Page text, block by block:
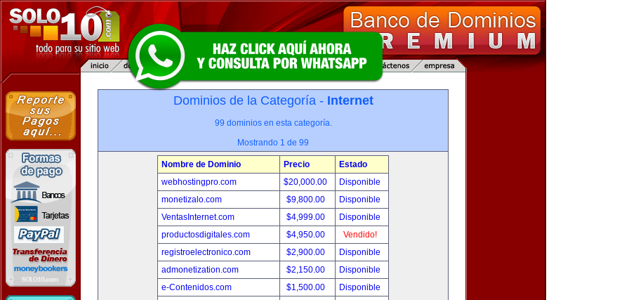
Dominios de la Categoría - Internet
99 dominios en esta categoría.
Mostrando 1 de 99
Nombre de Dominio Precio
Estado
webhostingpro.com
$20,000.00
Disponible
monetizalo.com
$9,800.00
Disponible
VentasInternet.com
$4,999.00
Disponible
productosdigitales.com
$4,950.00
Vendido!
registroelectronico.com
$2,900.00
Disponible
admonetization.com
$2,150.00
Disponible
e-Contenidos.com
$1,500.00
Disponible